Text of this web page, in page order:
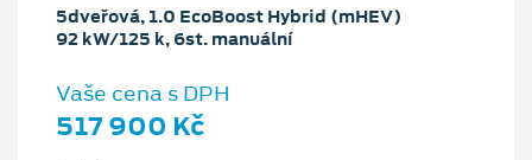
5dveřová, 1.0 EcoBoost Hybrid (mHEV)
92 kW/125 k, 6st. manuální
Vaše cena s DPH
517 900 Kč